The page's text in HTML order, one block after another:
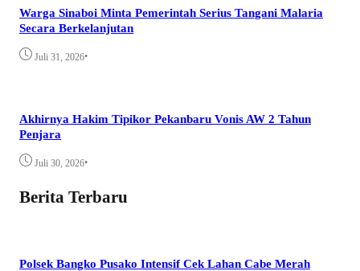
Warga Sinaboi Minta Pemerintah Serius Tangani Malaria
Secara Berkelanjutan
Juli 31, 2026•
Akhirnya Hakim Tipikor Pekanbaru Vonis AW 2 Tahun
Penjara
Juli 30, 2026•
Berita Terbaru
Polsek Bangko Pusako Intensif Cek Lahan Cabe Merah